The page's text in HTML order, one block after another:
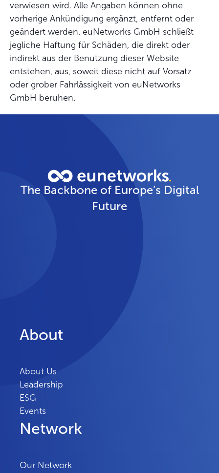
verwiesen wird. Alle Angaben können ohne
vorherige Ankündigung ergänzt, entfernt oder
geändert werden. euNetworks GmbH schließt
jegliche Haftung für Schäden, die direkt oder
indirekt aus der Benutzung dieser Website
entstehen, aus, soweit diese nicht auf Vorsatz
oder grober Fahrlässigkeit von euNetworks
GmbH beruhen.
The Backbone of Europe’s Digital
Future
About
About Us
Leadership
ESG
Events
Network
Our Network